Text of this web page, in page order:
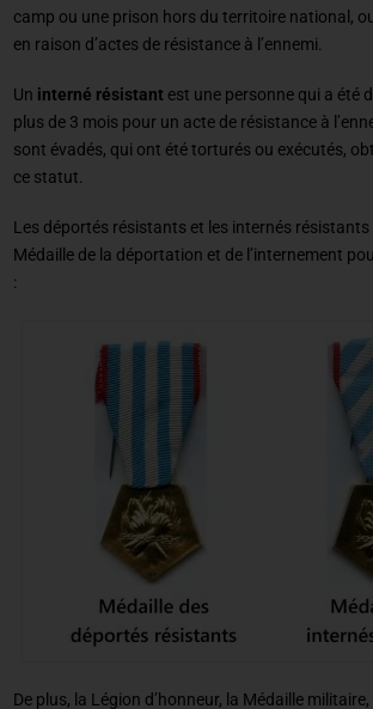
camp ou une prison hors du territoire national,
en raison d’actes de résistance à l’ennemi.
Un interné résistant est une personne qui a été
plus de 3 mois pour un acte de résistance à
sont évadés, qui ont été torturés ou exécutés,
ce statut.
Les déportés résistants et les internés résistants
Médaille de la déportation et de l’internement
:
De plus, la Légion d’honneur, la Médaille